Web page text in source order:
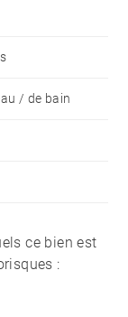
/ de bain
ce bien est
: